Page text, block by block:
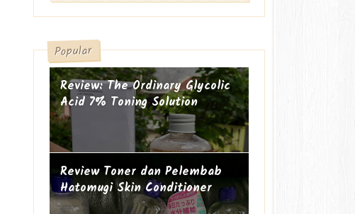
Popular
Review: The Ordinary Glycolic
Acid 7% Toning Solution
Review Toner dan Pelembab
Hatomugi Skin Conditioner